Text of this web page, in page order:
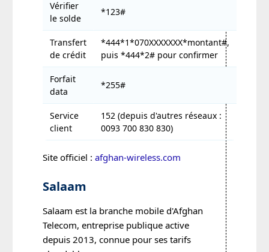
Vérifier
le solde
*123#
Transfert
de crédit
*444*1*070XXXXXXX*montant#,
puis *444*2# pour confirmer
Forfait
data
*255#
Service
client
152 (depuis d'autres réseaux :
0093 700 830 830)
Site officiel : afghan-wireless.com
Salaam
Salaam est la branche mobile d'Afghan
Telecom, entreprise publique active
depuis 2013, connue pour ses tarifs